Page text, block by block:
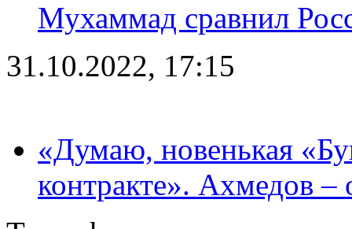
Мухаммад сравнил
31.10.2022, 17:15
«Думаю, новенькая
контракте». Ахмедов